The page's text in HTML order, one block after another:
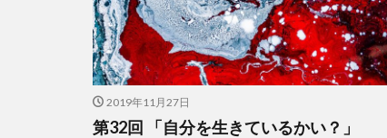
2019年11月27日
第32回 「自分を生きているかい？」